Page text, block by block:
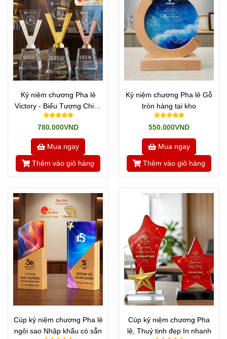
Kỷ niệm chương Pha lê
Victory - Biểu Tượng Chiến
Thắng
780.000VND
Mua ngay
Thêm vào giỏ hàng
Kỷ niệm chương Pha lê Gỗ
tròn hàng tại kho
550.000VND
Mua ngay
Thêm vào giỏ hàng
Cúp kỷ niệm chương Pha lê
ngôi sao Nhập khẩu có sẵn
Cúp kỷ niệm chương Pha
lê, Thuỷ tinh đẹp In nhanh